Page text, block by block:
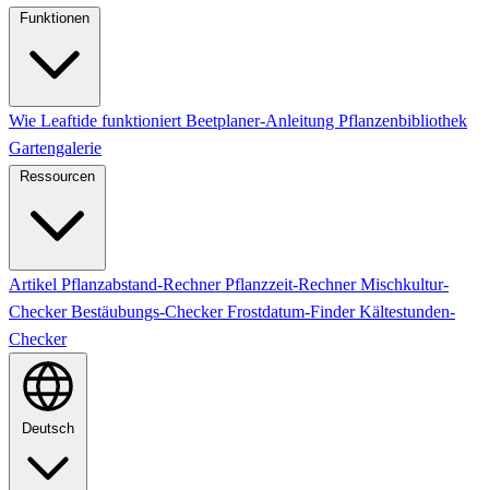
Funktionen
Wie Leaftide funktioniert Beetplaner-Anleitung Pflanzenbibliothek
Gartengalerie
Ressourcen
Artikel Pflanzabstand-RechnerPflanzzeit-RechnerMischkultur-
CheckerBestäubungs-CheckerFrostdatum-FinderKältestunden-
Checker
Deutsch